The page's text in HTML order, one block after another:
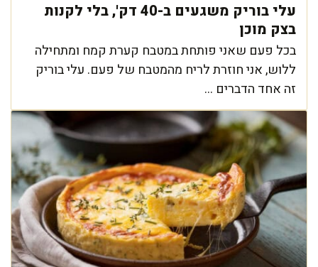
עלי בוריק משגעים ב-40 דק', בלי לקנות
בצק מוכן
בכל פעם שאני פותחת במטבח קערת קמח ומתחילה
ללוש, אני חוזרת לריח מהמטבח של פעם. עלי בוריק
זה אחד הדברים ...